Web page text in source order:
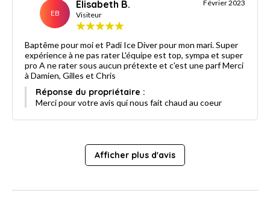
EB
Elisabeth B.
Visiteur
Février 2023
Baptême pour moi et Padi Ice Diver pour mon mari. Super
expérience à ne pas rater L'équipe est top, sympa et super
pro A ne rater sous aucun prétexte et c'est une parf Merci
à Damien, Gilles et Chris
Réponse du propriétaire :
Merci pour votre avis qui nous fait chaud au coeur
Afficher plus d'avis